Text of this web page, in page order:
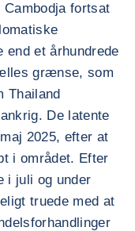
fortsat
et århundrede
grænse, som
Thailand
De latente
2025, efter at
i området. Efter
i juli og under
truede med at